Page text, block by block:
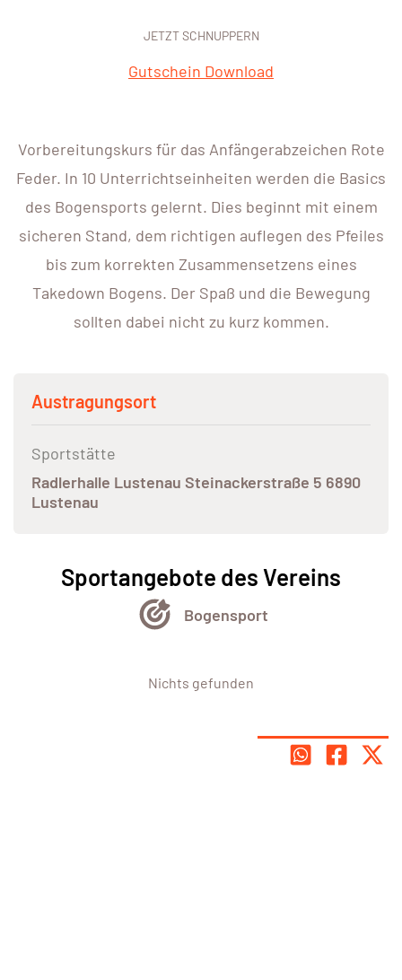
JETZT SCHNUPPERN
Gutschein Download
Vorbereitungskurs für das Anfängerabzeichen Rote
Feder. In 10 Unterrichtseinheiten werden die Basics
des Bogensports gelernt. Dies beginnt mit einem
sicheren Stand, dem richtigen auflegen des Pfeiles
bis zum korrekten Zusammensetzens eines
Takedown Bogens. Der Spaß und die Bewegung
sollten dabei nicht zu kurz kommen.
Austragungsort
Sportstätte
Radlerhalle Lustenau Steinackerstraße 5 6890
Lustenau
Sportangebote des Vereins
Bogensport
Nichts gefunden